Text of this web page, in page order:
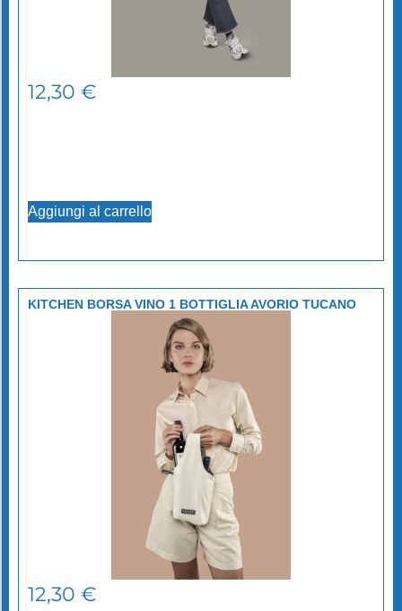
12,30 €
Aggiungi al carrello
KITCHEN BORSA VINO 1 BOTTIGLIA AVORIO TUCANO
12,30 €